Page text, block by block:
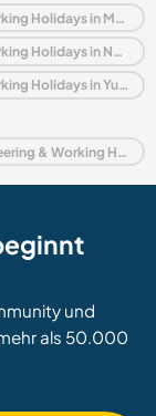
Aufenthalte bei Gastfamilien, Volunteering & Working Holidays in Mexiko
Aufenthalte bei Gastfamilien, Volunteering & Working Holidays in Nordamerika
Aufenthalte bei Gastfamilien, Volunteering & Working Holidays in Yucatán
Last minute Aufenthalte bei Gastfamilien, Volunteering & Working Holidays in Mexiko
und
als 50.000